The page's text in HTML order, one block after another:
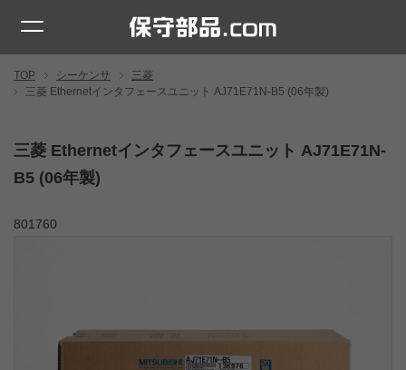
TOP シーケンサ
三菱
三菱 Ethernetインタフェースユニット AJ71E71N-B5 (06年製)
三菱 Ethernetインタフェースユニット AJ71E71N-
B5 (06年製)
801760